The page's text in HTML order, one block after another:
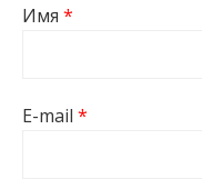
Имя *
E-mail *